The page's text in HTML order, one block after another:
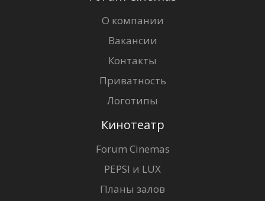
О компании
Вакансии
Контакты
Приватность
Логотипы
Кинотеатр
Forum Cinemas
PEPSI и LUX
Планы залов